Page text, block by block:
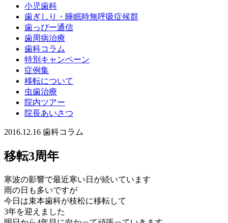
小児歯科
歯ぎしり・睡眠時無呼吸症候群
歯っぴー通信
歯周病治療
歯科コラム
特別キャンペーン
症例集
移転について
虫歯治療
院内ツアー
院長あいさつ
2016.12.16 歯科コラム
移転3周年
寒波の影響で最近寒い日が続いています
雨の日も多いですが
今日は束本歯科が枝松に移転して
3年を迎えました